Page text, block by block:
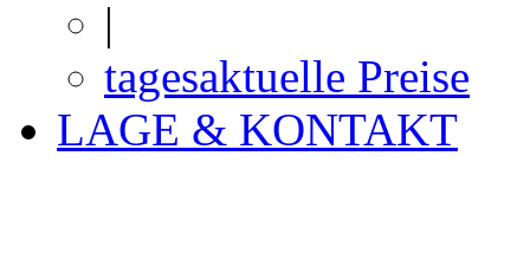
|
tagesaktuelle Preise
LAGE & KONTAKT